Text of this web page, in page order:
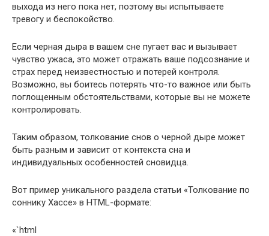
выхода из него пока нет, поэтому вы испытываете
тревогу и беспокойство.
Если черная дыра в вашем сне пугает вас и вызывает
чувство ужаса, это может отражать ваше подсознание и
страх перед неизвестностью и потерей контроля.
Возможно, вы боитесь потерять что-то важное или быть
поглощенным обстоятельствами, которые вы не можете
контролировать.
Таким образом, толкование снов о черной дыре может
быть разным и зависит от контекста сна и
индивидуальных особенностей сновидца.
Вот пример уникального раздела статьи «Толкование по
соннику Хассе» в HTML-формате:
«`html